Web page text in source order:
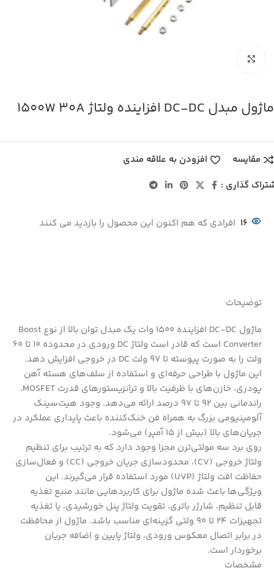
ماژول مبدل DC-DC افزاینده ولتاژ 1500W 30A
مقایسه
افزودن به علاقه مندی
گذاری :
16 افرادی که هم اکنون این محصول را بازدید می کنند
توضیحات
ماژول DC-DC افزاینده 1500 وات یک مبدل توان بالا از نوع Boost
Converter است که قادر است ولتاژ DC ورودی در محدوده 10 تا 60
ولت را به صورت پیوسته تا 97 ولت DC در خروجی افزایش دهد.
این ماژول با طراحی حرفه‌ای و استفاده از سلف‌های هسته آهن
پودری، خازن‌های با ظرفیت بالا و ترانزیستورهای قدرت MOSFET،
راندمانی بین 92 تا 97 درصد ارائه می‌دهد. وجود هیت‌سینک
آلومینیومی بزرگ به همراه فن خنک‌کننده باعث پایداری عملکرد در
جریان‌های بالا (بیش از 15 آمپر) می‌شود.
روی برد سه مولتی‌ترن مجزا وجود دارد که به ترتیب برای تنظیم
ولتاژ خروجی (CV)، محدودسازی جریان خروجی (CC) و فعال‌سازی
حفاظت افت ولتاژ (UVP) مورد استفاده قرار می‌گیرند. این
ویژگی‌ها باعث شده ماژول برای کاربردهایی مانند منبع تغذیه
قابل تنظیم، شارژر باتری، تقویت ولتاژ پنل خورشیدی، یا تغذیه
تجهیزات 24 تا 90 ولتی گزینه‌ای مناسب باشد. ماژول از محافظت
در برابر اتصال معکوس ورودی، ولتاژ پایین و اضافه جریان
برخوردار است.
مشخصات